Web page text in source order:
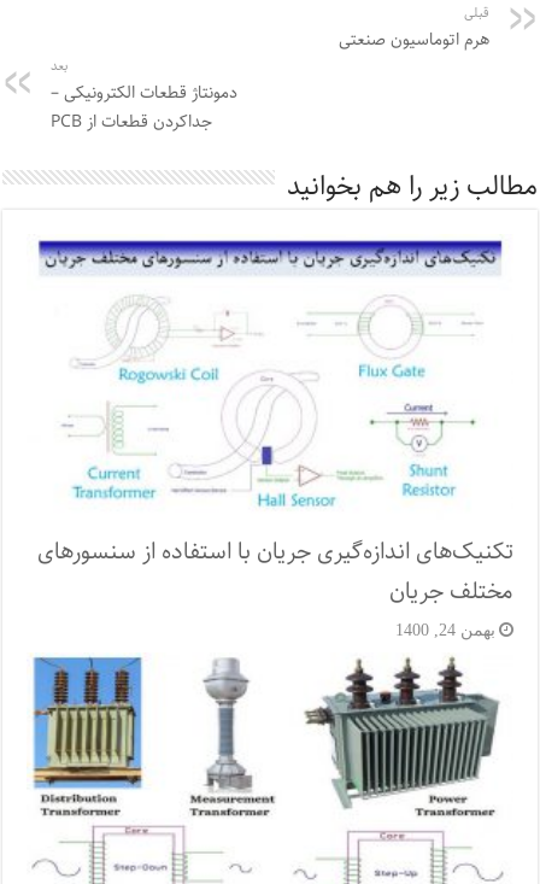
قبلی
هرم اتوماسیون صنعتی
بعد
دمونتاژ قطعات الکترونیکی –
جداکردن قطعات از PCB
مطالب زیر را هم بخوانید
تکنیک‌های اندازه‌گیری جریان با استفاده از سنسورهای
مختلف جریان
بهمن 24, 1400